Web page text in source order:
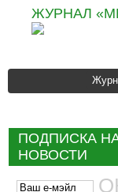
ЖУРНАЛ
ПОДПИСКА
НОВОСТИ